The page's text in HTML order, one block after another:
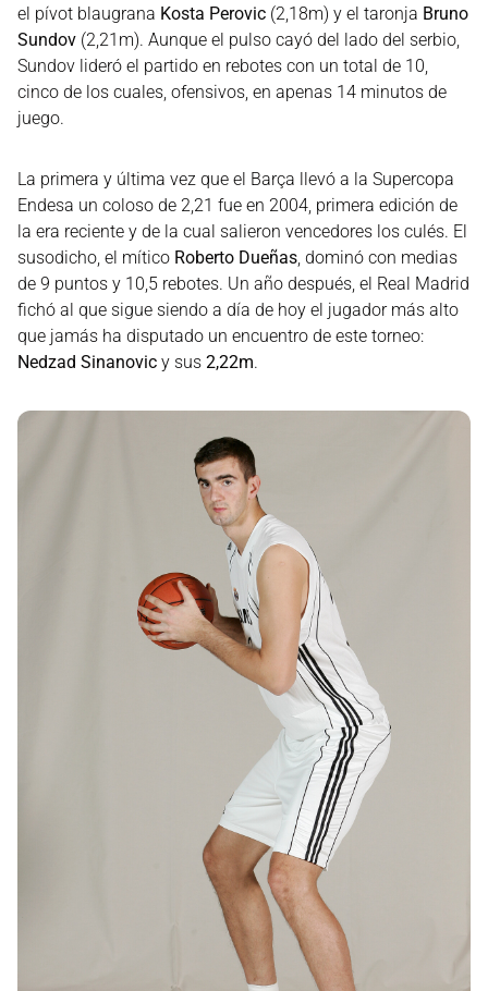
el pívot blaugrana Kosta Perovic (2,18m) y el taronja Bruno
Sundov (2,21m). Aunque el pulso cayó del lado del serbio,
Sundov lideró el partido en rebotes con un total de 10,
cinco de los cuales, ofensivos, en apenas 14 minutos de
juego.
La primera y última vez que el Barça llevó a la Supercopa
Endesa un coloso de 2,21 fue en 2004, primera edición de
la era reciente y de la cual salieron vencedores los culés. El
susodicho, el mítico Roberto Dueñas, dominó con medias
de 9 puntos y 10,5 rebotes. Un año después, el Real Madrid
fichó al que sigue siendo a día de hoy el jugador más alto
que jamás ha disputado un encuentro de este torneo:
Nedzad Sinanovic y sus 2,22m.